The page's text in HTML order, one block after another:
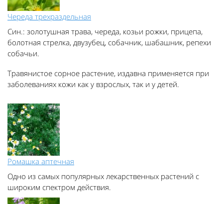
Череда трехраздельная
Син.: золотушная трава, череда, козьи рожки, прицепа,
болотная стрелка, двузубец, собачник, шабашник, репехи
собачьи.
Травянистое сорное растение, издавна применяется при
заболеваниях кожи как у взрослых, так и у детей.
Ромашка аптечная
Одно из самых популярных лекарственных растений с
широким спектром действия.